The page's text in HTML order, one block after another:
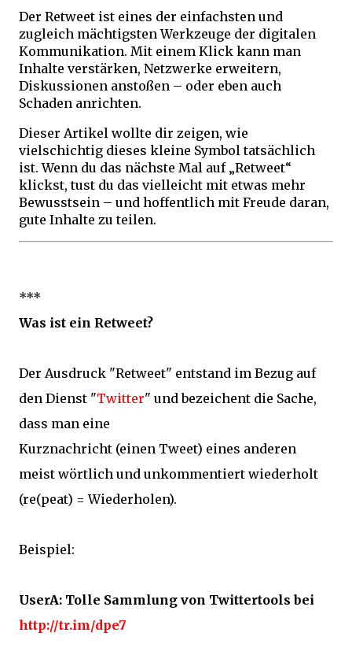
Der Retweet ist eines der einfachsten und
zugleich mächtigsten Werkzeuge der digitalen
Kommunikation. Mit einem Klick kann man
Inhalte verstärken, Netzwerke erweitern,
Diskussionen anstoßen – oder eben auch
Schaden anrichten.
Dieser Artikel wollte dir zeigen, wie
vielschichtig dieses kleine Symbol tatsächlich
ist. Wenn du das nächste Mal auf „Retweet“
klickst, tust du das vielleicht mit etwas mehr
Bewusstsein – und hoffentlich mit Freude daran,
gute Inhalte zu teilen.
***
Was ist ein Retweet?
Der Ausdruck "Retweet" entstand im Bezug auf
den Dienst "Twitter" und bezeichent die Sache,
dass man eine
Kurznachricht (einen Tweet) eines anderen
meist wörtlich und unkommentiert wiederholt
(re(peat) = Wiederholen).
Beispiel:
UserA: Tolle Sammlung von Twittertools bei
http://tr.im/dpe7